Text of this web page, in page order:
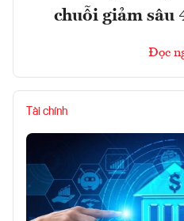
chuỗi giảm sâu
Đọc
Tài chính